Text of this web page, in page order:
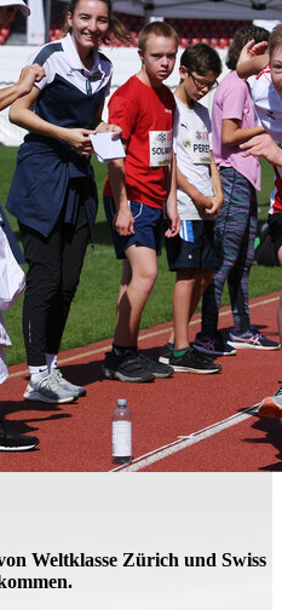
Weltklasse Zürich und Swiss